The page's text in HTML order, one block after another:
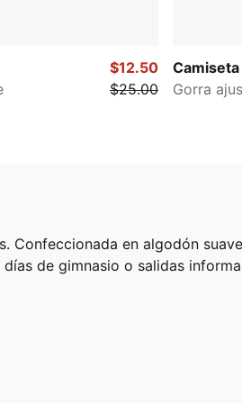
$12.50
$25.00
Camiseta
Gorra
Confeccionada en algodón
de gimnasio o salidas